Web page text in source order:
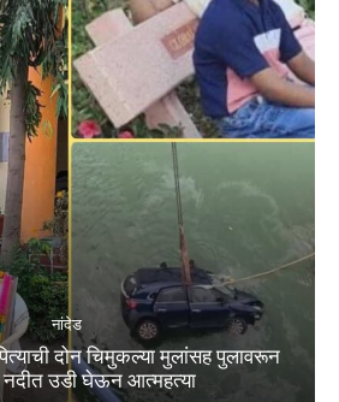
नांदेड
दोन चिमुकल्या मुलांसह पुलावरून
नदीत उडी घेऊन आत्महत्या